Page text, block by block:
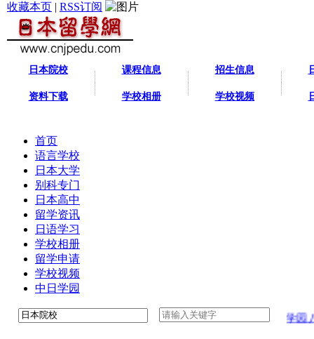
收藏本页 | RSS订阅
日本院校 课程信息 招生信息
资料下载 学校相册 学校视频
首页
语言学校
日本大学
别科专门
日本高中
留学资讯
日语学习
学校相册
留学申请
学校视频
中日学园
八王子学园八